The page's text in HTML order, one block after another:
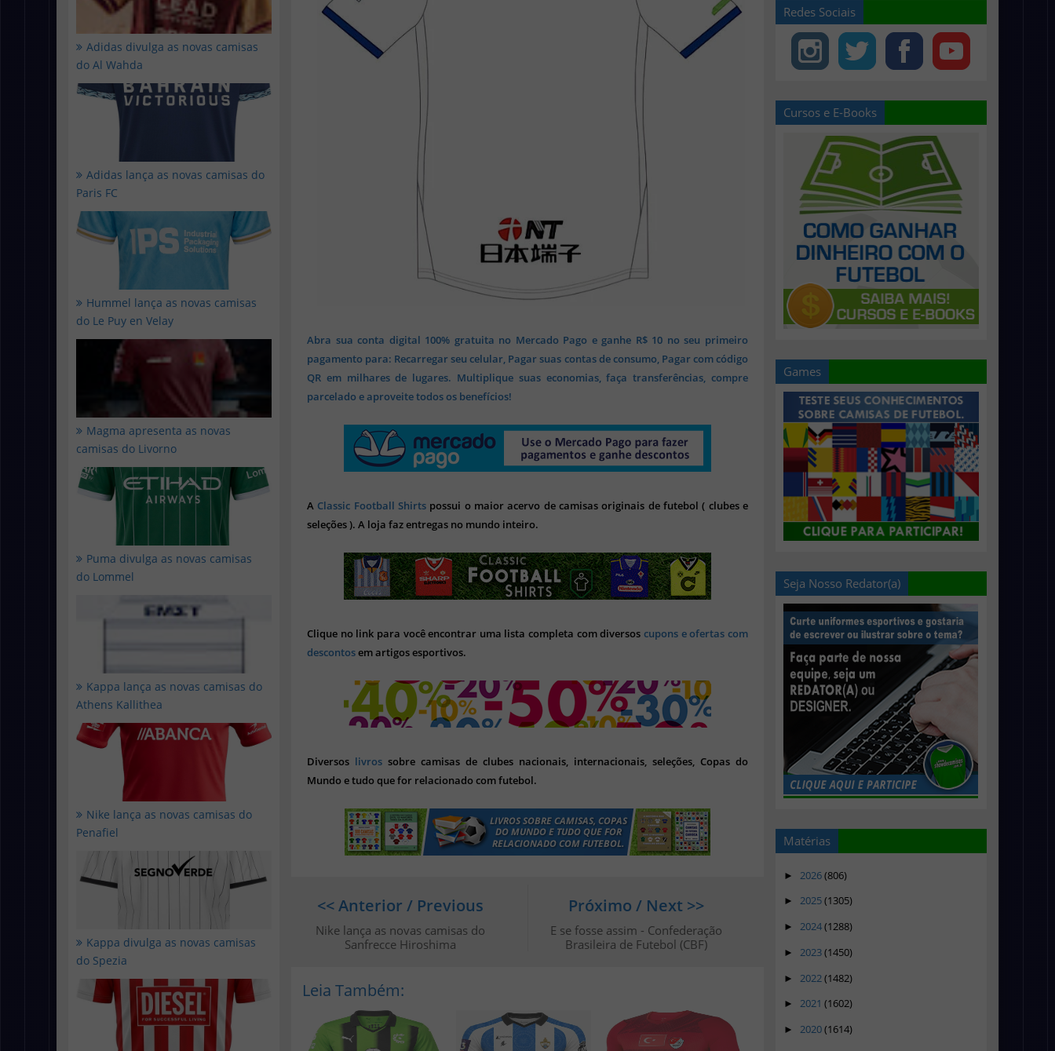
Adidas divulga as novas camisas
do Al Wahda
Adidas lança as novas camisas do
Paris FC
Hummel lança as novas camisas
do Le Puy en Velay
Magma apresenta as novas
camisas do Livorno
Puma divulga as novas camisas
do Lommel
Kappa lança as novas camisas do
Athens Kallithea
Nike lança as novas camisas do
Penafiel
Kappa divulga as novas camisas
do Spezia
Abra sua conta digital 100% gratuita no Mercado Pago e ganhe R$ 10 no seu primeiro
pagamento para: Recarregar seu celular, Pagar suas contas de consumo, Pagar com código
QR em milhares de lugares. Multiplique suas economias, faça transferências, compre
parcelado e aproveite todos os benefícios!
A Classic Football Shirts possui o maior acervo de camisas originais de futebol ( clubes e
seleções ). A loja faz entregas no mundo inteiro.
Clique no link para você encontrar uma lista completa com diversoscupons e ofertas com
descontosem artigos esportivos.
Diversos livros sobre camisas de clubes nacionais, internacionais, seleções, Copas do
Mundo e tudo que for relacionado com futebol.
Próximo / Next >>
E se fosse assim - Confederação
Brasileira de Futebol (CBF)
<< Anterior / Previous
Nike lança as novas camisas do
Sanfrecce Hiroshima
Leia Também:
Redes Sociais
Cursos e E-Books
Games
Seja Nosso Redator(a)
Matérias
► 2026(806)
► 2025(1305)
► 2024(1288)
► 2023(1450)
► 2022(1482)
► 2021 (1602)
► 2020(1614)